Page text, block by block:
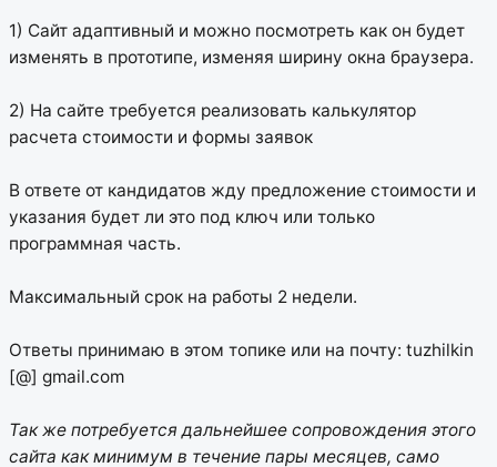
1) Сайт адаптивный и можно посмотреть как он будет
изменять в прототипе, изменяя ширину окна браузера.
2) На сайте требуется реализовать калькулятор
расчета стоимости и формы заявок
В ответе от кандидатов жду предложение стоимости и
указания будет ли это под ключ или только
программная часть.
Максимальный срок на работы 2 недели.
Ответы принимаю в этом топике или на почту: tuzhilkin
[@] gmail.com
Так же потребуется дальнейшее сопровождения этого
сайта как минимум в течение пары месяцев, само